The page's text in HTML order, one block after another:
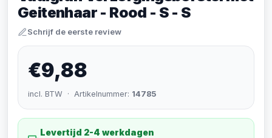
Geitenhaar - Rood - S - S
Schrijf de eerste review
€9,88
incl. BTW · Artikelnummer: 14785
Levertijd 2-4 werkdagen